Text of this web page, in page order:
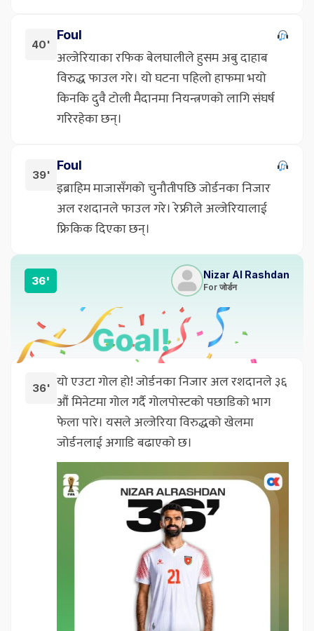
40'
Foul
अल्जेरियाका रफिक बेलघालीले हुसम अबु दाहाब
विरुद्ध फाउल गरे। यो घटना पहिलो हाफमा भयो
किनकि दुवै टोली मैदानमा नियन्त्रणको लागि संघर्ष
गरिरहेका छन्।
39'
Foul
इब्राहिम माजासँगको चुनौतीपछि जोर्डनका निजार
अल रशदानले फाउल गरे। रेफ्रीले अल्जेरियालाई
फ्रिकिक दिएका छन्।
36' Nizar Al Rashdan
For जोर्डन
36' यो एउटा गोल हो! जोर्डनका निजार अल रशदानले ३६
औं मिनेटमा गोल गर्दै गोलपोस्टको पछाडिको भाग
फेला पारे। यसले अल्जेरिया विरुद्धको खेलमा
जोर्डनलाई अगाडि बढाएको छ।